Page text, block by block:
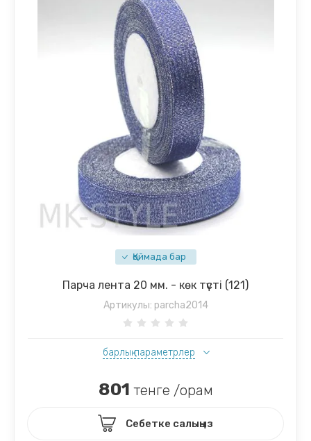
Қоймада бар
Парча лента 20 мм. - көк түсті (121)
Артикулы: parcha2014
барлық параметрлер
801 тенге /орам
Себетке салыңыз